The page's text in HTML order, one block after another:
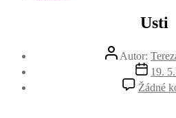
Usti
Autor
příspěvku
Autor:
Datum
19.
Žádné